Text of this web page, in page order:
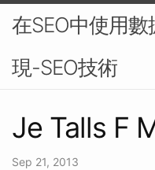
在SEO中使用
現-SEO技術
Je Talls F
Sep 21, 2013